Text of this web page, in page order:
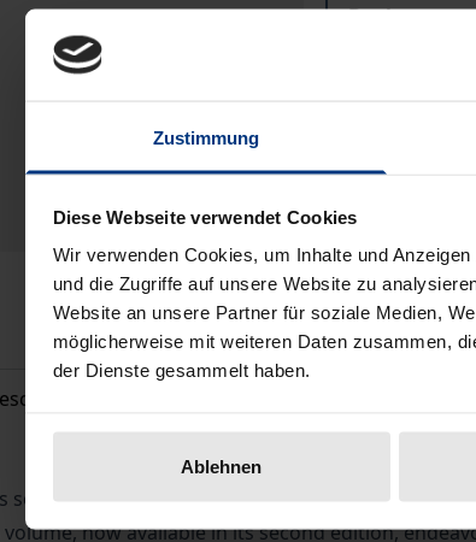
Zustimmung
Diese Webseite verwendet Cookies
Wir verwenden Cookies, um Inhalte und
und die Zugriffe auf unsere Website zu
Website an unsere Partner für soziale Medien,
möglicherweise mit weiteren Daten zusammen,
der Dienste gesammelt haben.
Ablehnen
Book
Prices include
Delivery cost
so much critical public attention been focused
now available in its second edition,